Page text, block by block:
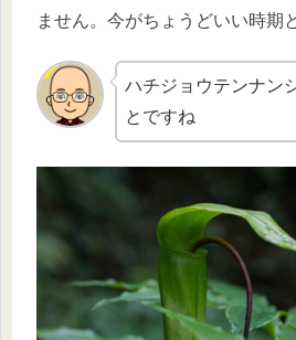
ません。今がちょうどいい時期
ハチジョウテンナン
とですね